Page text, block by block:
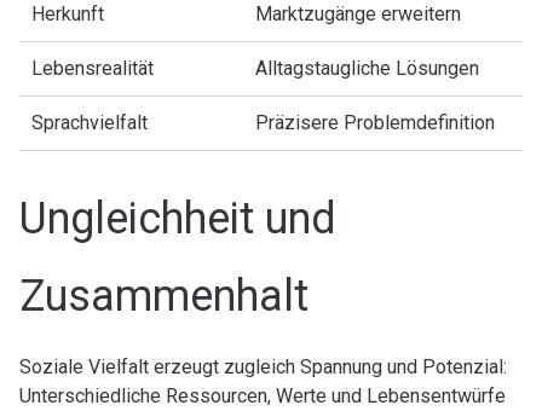
Herkunft Marktzugänge erweitern
Lebensrealität Alltagstaugliche Lösungen
Sprachvielfalt Präzisere Problemdefinition
Ungleichheit und
Zusammenhalt
Soziale Vielfalt erzeugt zugleich Spannung und Potenzial:
Unterschiedliche Ressourcen, Werte und Lebensentwürfe